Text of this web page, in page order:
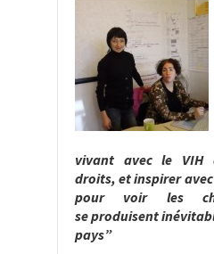
vivant avec le VIH
droits, et inspirer
pour voir les
se produisent
pays”